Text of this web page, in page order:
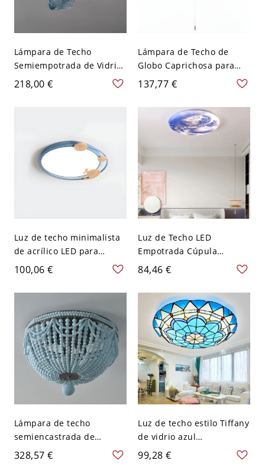
Lámpara de Techo
Semiempotrada de Vidrio
Moderno y Latón,
Lámpara de Pétalos en
218,00 €
Lámpara de Techo de
Globo Caprichosa para
Habitación Infantil y
Guardería Iluminación de
Vidrio Juguetona - 110 A
120 V 20,32 cm Azul
137,77 €
Luz de techo minimalista
de acrílico LED para
habitación infantil - Azul
110 A 120 V Ballena
100,06 €
Luz de Techo LED
Empotrada Cúpula
Cósmica con Impresión de
Planeta en Alta Definición
- 110 A 120 V 40,64 cm
Blanco
84,46 €
Lámpara de techo
semiencastrada de
cuentas de madera
bohemia - Azul 110 A 120
328,57 €
Luz de techo estilo Tiffany
de vidrio azul
mediterráneo - 110 A 120
V 30,48 cm Blanco
99,28 €